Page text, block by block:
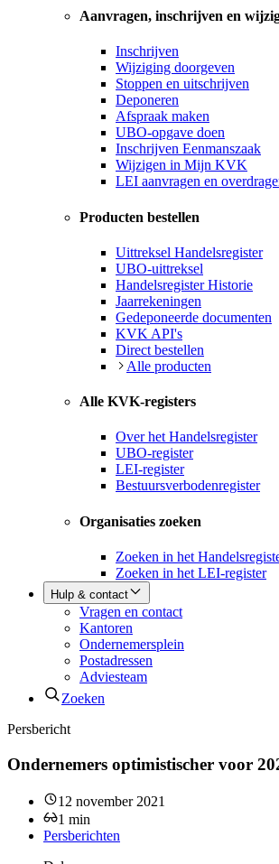
Aanvragen, inschrijven en
Inschrijven
Wijziging doorgeven
Stoppen en uitschrijven
Deponeren
Afspraak maken
UBO-opgave doen
Inschrijven Eenmanszaak
Wijzigen in Mijn KVK
LEI aanvragen en
Producten bestellen
Uittreksel Handelsregister
UBO-uittreksel
Handelsregister Historie
Jaarrekeningen
Gedeponeerde documenten
KVK API's
Direct bestellen
Alle producten
Alle KVK-registers
Over het Handelsregister
UBO-register
LEI-register
Bestuursverbodenregister
Organisaties zoeken
Zoeken in het
Zoeken in het LEI-register
Hulp & contact
Vragen en contact
Kantoren
Ondernemersplein
Postadressen
Adviesteam
Zoeken
Persbericht
Ondernemers optimistischer voor
12 november 2021
1 min
Persberichten